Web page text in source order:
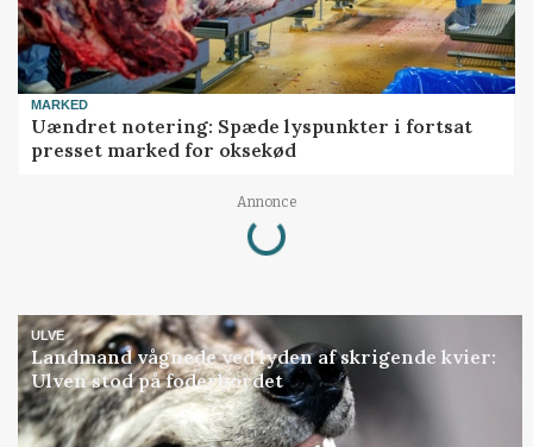
MARKED
Uændret notering: Spæde lyspunkter i fortsat
presset marked for oksekød
Annonce
Loading...
ULVE
Landmand vågnede ved lyden af skrigende kvier:
Ulven stod på foderbordet
Annonce